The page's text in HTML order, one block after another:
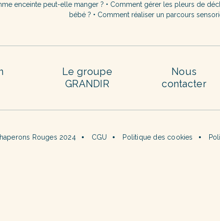
enceinte peut-elle manger ? • Comment gérer les pleurs de
bébé ? • Comment réaliser un parcours
Le groupe
GRANDIR
Nous
contacter
Rouges 2024 CGU Politique des cookies